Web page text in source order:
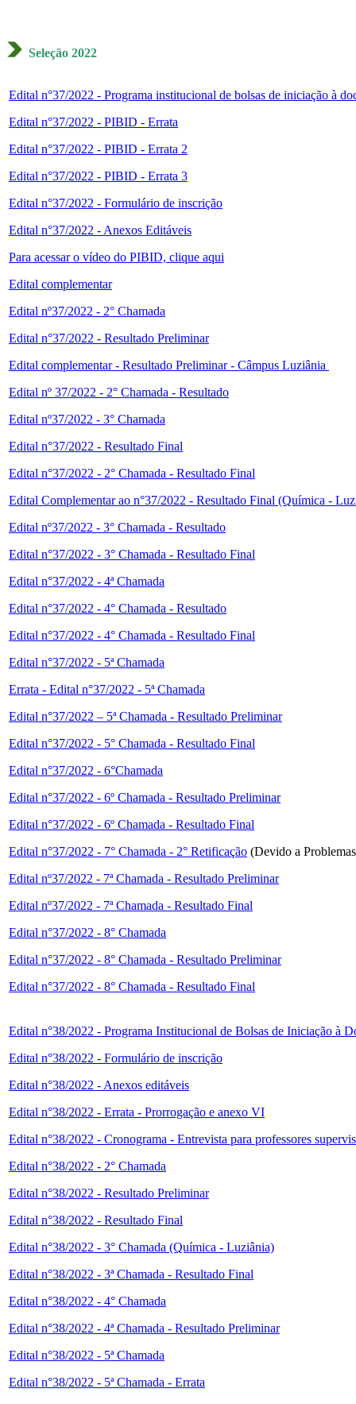
Seleção 2022
Edital n°37/2022 - Programa institucional de bolsas de iniciação à
Edital n°37/2022 - PIBID - Errata
Edital n°37/2022 - PIBID - Errata 2
Edital n°37/2022 - PIBID - Errata 3
Edital n°37/2022 - Formulário de inscrição
Edital n°37/2022 - Anexos Editáveis
Para acessar o vídeo do PIBID, clique aqui
Edital complementar
Edital nº37/2022 - 2° Chamada
Edital n°37/2022 - Resultado Preliminar
Edital complementar - Resultado Preliminar - Câmpus Luziânia
Edital nº 37/2022 - 2° Chamada - Resultado
Edital nº37/2022 - 3° Chamada
Edital n°37/2022 - Resultado Final
Edital n°37/2022 - 2° Chamada - Resultado Final
Edital Complementar ao n°37/2022 - Resultado Final (Química -
Edital nº37/2022 - 3° Chamada - Resultado
Edital n°37/2022 - 3° Chamada - Resultado Final
Edital n°37/2022 - 4ª Chamada
Edital n°37/2022 - 4° Chamada - Resultado
Edital n°37/2022 - 4° Chamada - Resultado Final
Edital n°37/2022 - 5ª Chamada
Errata - Edital n°37/2022 - 5ª Chamada
Edital n°37/2022 – 5ª Chamada - Resultado Preliminar
Edital n°37/2022 - 5° Chamada - Resultado Final
Edital n°37/2022 - 6°Chamada
Edital n°37/2022 - 6º Chamada - Resultado Preliminar
Edital n°37/2022 - 6º Chamada - Resultado Final
Edital n°37/2022 - 7° Chamada - 2° Retificação (Devido a
Edital nº37/2022 - 7ª Chamada - Resultado Preliminar
Edital nº37/2022 - 7ª Chamada - Resultado Final
Edital n°37/2022 - 8° Chamada
Edital n°37/2022 - 8° Chamada - Resultado Preliminar
Edital n°37/2022 - 8° Chamada - Resultado Final
Edital n°38/2022 - Programa Institucional de Bolsas de Iniciação à
Edital n°38/2022 - Formulário de inscrição
Edital n°38/2022 - Anexos editáveis
Edital n°38/2022 - Errata - Prorrogação e anexo VI
Edital n°38/2022 - Cronograma - Entrevista para professores
Edital n°38/2022 - 2° Chamada
Edital n°38/2022 - Resultado Preliminar
Edital n°38/2022 - Resultado Final
Edital n°38/2022 - 3° Chamada (Química - Luziânia)
Edital n°38/2022 - 3ª Chamada - Resultado Final
Edital n°38/2022 - 4° Chamada
Edital n°38/2022 - 4ª Chamada - Resultado Preliminar
Edital n°38/2022 - 5ª Chamada
Edital n°38/2022 - 5ª Chamada - Errata